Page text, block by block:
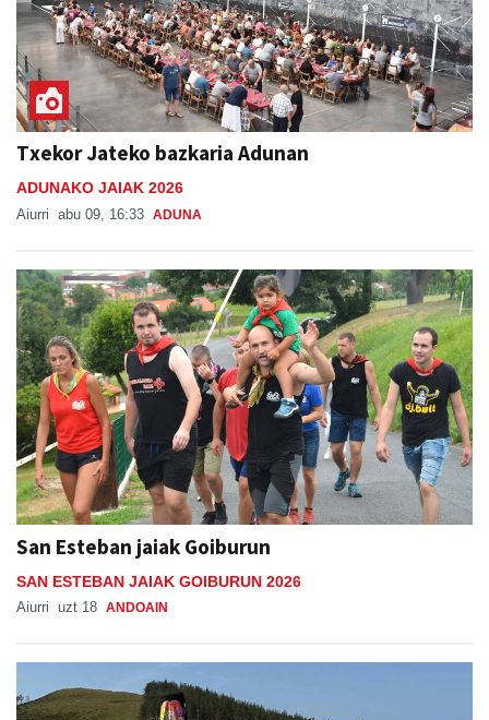
Txekor Jateko bazkaria Adunan
ADUNAKO JAIAK 2026
Aiurri abu 09, 16:33 ADUNA
San Esteban jaiak Goiburun
SAN ESTEBAN JAIAK GOIBURUN 2026
Aiurri uzt 18 ANDOAIN